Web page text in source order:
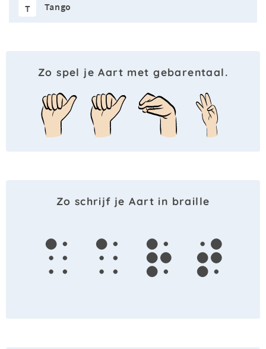
T Tango
Zo spel je Aart met gebarentaal.
Zo schrijf je Aart in braille
a a r t